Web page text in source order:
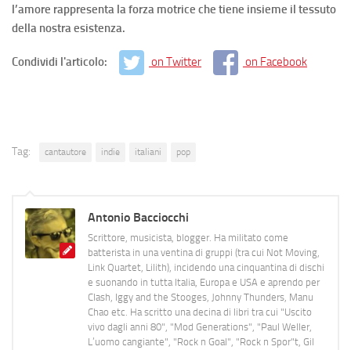
l’amore rappresenta la forza motrice che tiene insieme il tessuto
della nostra esistenza.
Condividi l'articolo: on Twitter on Facebook
Tag: cantautore indie italiani pop
Antonio Bacciocchi
Scrittore, musicista, blogger. Ha militato come
batterista in una ventina di gruppi (tra cui Not Moving,
Link Quartet, Lilith), incidendo una cinquantina di dischi
e suonando in tutta Italia, Europa e USA e aprendo per
Clash, Iggy and the Stooges, Johnny Thunders, Manu
Chao etc. Ha scritto una decina di libri tra cui "Uscito
vivo dagli anni 80", "Mod Generations", "Paul Weller,
L’uomo cangiante", "Rock n Goal", "Rock n Spor"t, Gil